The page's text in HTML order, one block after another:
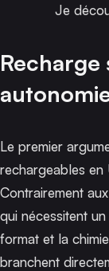
Je
Recharge
Le premier
rechargeables en
Contrairement
qui nécessitent
format et la
branchent